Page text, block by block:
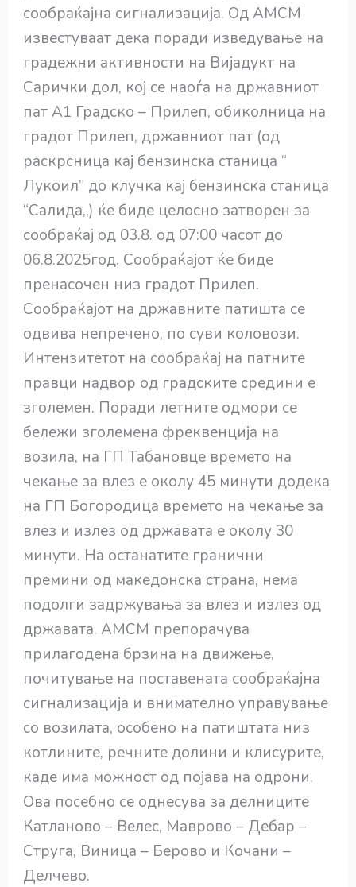
сообраќајна сигнализација. Од АМСМ
известуваат дека поради изведување на
градежни активности на Вијадукт на
Сарички дол, кој се наоѓа на државниот
пат А1 Градско – Прилеп, обиколница на
градот Прилеп, државниот пат (од
раскрсница кај бензинска станица “
Лукоил” до клучка кај бензинска станица
“Салида,,) ќе биде целосно затворен за
сообраќај од 03.8. од 07:00 часот до
06.8.2025год. Сообраќајот ќе биде
пренасочен низ градот Прилеп.
Сообраќајот на државните патишта се
одвива непречено, по суви коловози.
Интензитетот на сообраќај на патните
правци надвор од градските средини е
зголемен. Поради летните одмори се
бележи зголемена фреквенција на
возила, на ГП Табановце времето на
чекање за влез е околу 45 минути додека
на ГП Богородица времето на чекање за
влез и излез од државата е околу 30
минути. На останатите гранични
премини од македонска страна, нема
подолги задржувања за влез и излез од
државата. АМСМ препорачува
прилагодена брзина на движење,
почитување на поставената сообраќајна
сигнализација и внимателно управување
со возилата, особено на патиштата низ
котлините, речните долини и клисурите,
каде има можност од појава на одрони.
Ова посебно се однесува за делниците
Катланово – Велес, Маврово – Дебар –
Струга, Виница – Берово и Кочани –
Делчево.